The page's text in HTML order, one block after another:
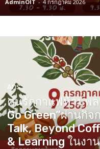
AdminOIT - 4 กรกฎาคม 2026
ADS
คนรักกาแฟห้ามพล
Go Green”ผ่านกิ
Talk, Beyond
& Learning ในงา